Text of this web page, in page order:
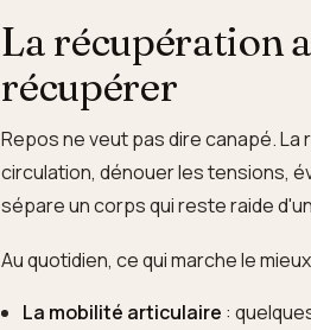
La récupération
récupérer
Repos ne veut pas dire canapé.
circulation, dénouer les tensions,
sépare un corps qui reste raide
Au quotidien, ce qui marche le
La mobilité articulaire :